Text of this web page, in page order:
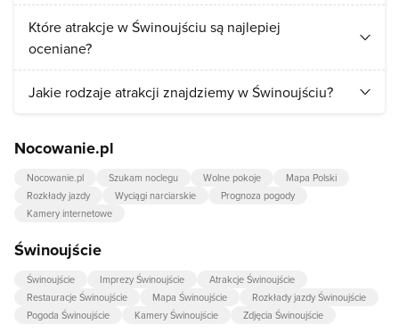
Turyści najchętniej odwiedzają:Promenada w Świnoujściu
Park Zdrojowy w Świnoujściu
Które atrakcje w Świnoujściu są najlepiej
oceniane?
Najlepiej ocenianymi atrakcjami w Świnoujściu są:Zalew
Jakie rodzaje atrakcji znajdziemy w Świnoujściu?
kategorii:zabytki
Nocowanie.pl
Nocowanie.pl Szukam noclegu Wolne pokoje
Mapa Polski
Rozkłady jazdy
Wyciągi narciarskie
Prognoza pogody
Kamery internetowe
Świnoujście
Świnoujście Imprezy Świnoujście
Atrakcje Świnoujście
Restauracje Świnoujście
Mapa Świnoujście
Rozkłady jazdy Świnoujście
Pogoda Świnoujście
Kamery Świnoujście Zdjęcia Świnoujście